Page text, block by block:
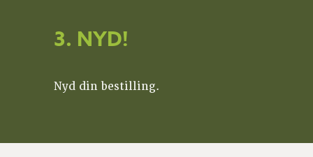
3. NYD!
Nyd din bestilling.